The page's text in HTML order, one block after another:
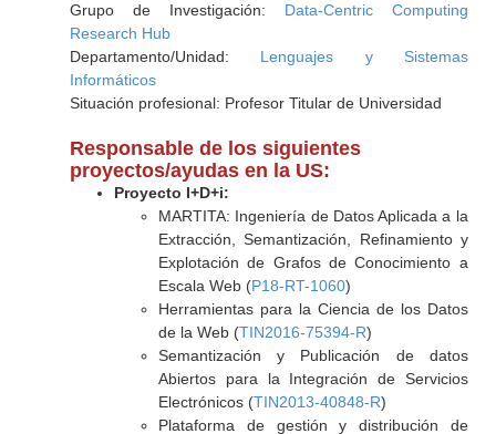
Grupo de Investigación: Data-Centric Computing
Research Hub
Departamento/Unidad: Lenguajes y Sistemas
Informáticos
Situación profesional: Profesor Titular de Universidad
Responsable de los siguientes
proyectos/ayudas en la US:
Proyecto I+D+i:
MARTITA: Ingeniería de Datos Aplicada a la
Extracción, Semantización, Refinamiento y
Explotación de Grafos de Conocimiento a
Escala Web (P18-RT-1060)
Herramientas para la Ciencia de los Datos
de la Web (TIN2016-75394-R)
Semantización y Publicación de datos
Abiertos para la Integración de Servicios
Electrónicos (TIN2013-40848-R)
Plataforma de gestión y distribución de